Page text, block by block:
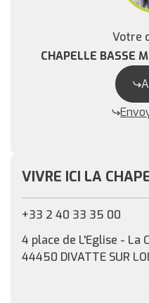
Votre
CHAPELLE BASSE
VIVRE ICI LA
+33 2 40 33 35 00
4 place de L'Eglise - La
44450 DIVATTE SUR